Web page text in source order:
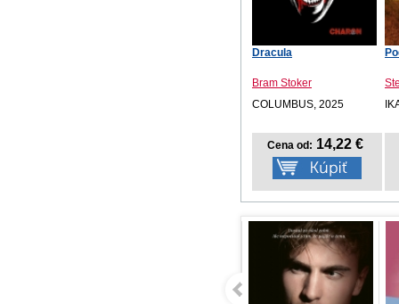
Dracula
Bram Stoker
COLUMBUS, 2025
Cena od: 14,22 €